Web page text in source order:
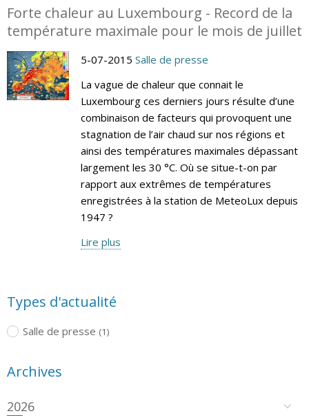
Forte chaleur au Luxembourg - Record de la
température maximale pour le mois de juillet
5-07-2015 Salle de presse
La vague de chaleur que connait le
Luxembourg ces derniers jours résulte d’une
combinaison de facteurs qui provoquent une
stagnation de l’air chaud sur nos régions et
ainsi des températures maximales dépassant
largement les 30 °C. Où se situe-t-on par
rapport aux extrêmes de températures
enregistrées à la station de MeteoLux depuis
1947 ?
Lire plus
Types d'actualité
Salle de presse (1)
Archives
2026